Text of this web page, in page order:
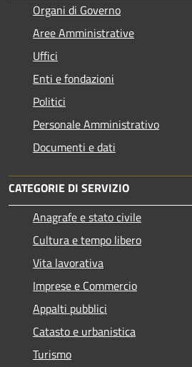
Organi di Governo
Aree Amministrative
Uffici
Enti e fondazioni
Politici
Personale Amministrativo
Documenti e dati
CATEGORIE DI SERVIZIO
Anagrafe e stato civile
Cultura e tempo libero
Vita lavorativa
Imprese e Commercio
Appalti pubblici
Catasto e urbanistica
Turismo